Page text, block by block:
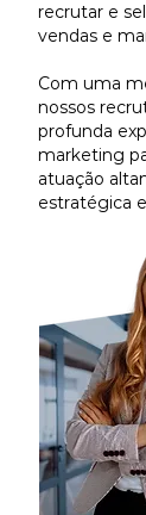
recrutar e
vendas e
Com uma
nossos
profunda
marketing
atuação
estratégica